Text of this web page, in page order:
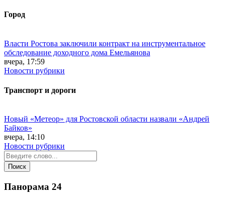
Город
Власти Ростова заключили контракт на инструментальное
обследование доходного дома Емельянова
вчера, 17:59
Новости рубрики
Транспорт и дороги
Новый «Метеор» для Ростовской области назвали «Андрей
Байков»
вчера, 14:10
Новости рубрики
Панорама 24